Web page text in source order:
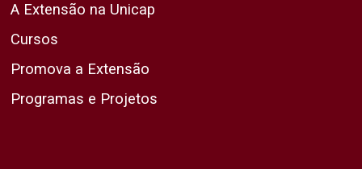
A Extensão na Unicap
Cursos
Promova a Extensão
Programas e Projetos